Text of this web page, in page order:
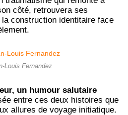
côté, retrouvera ses
construction identitaire face
Louis Fernandez
un humour salutaire
entre ces deux histoires que
allures de voyage initiatique.